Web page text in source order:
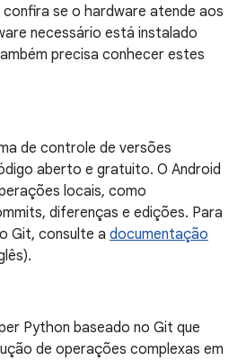
se o hardware atende aos
necessário está instalado
precisa conhecer estes
de controle de versões
aberto e gratuito. O Android
locais, como
diferenças e edições. Para
Git, consulte a documentação
Python baseado no Git que
de operações complexas em